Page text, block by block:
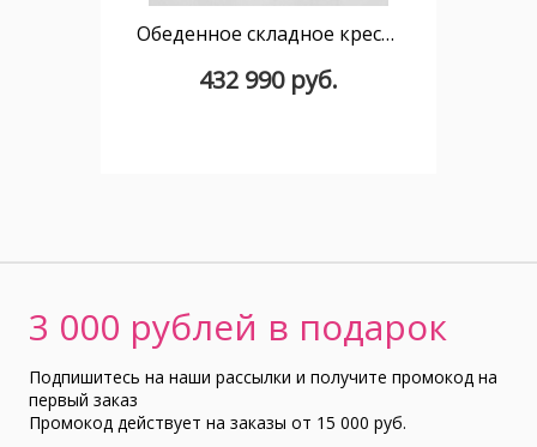
Обеденное складное кресло Giro KS7400100
432 990 руб.
3 000 рублей в подарок
Подпишитесь на наши рассылки и получите промокод на
первый заказ
Промокод действует на заказы от 15 000 руб.